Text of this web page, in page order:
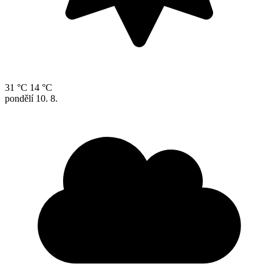
31 °C 14 °C
pondělí 10. 8.